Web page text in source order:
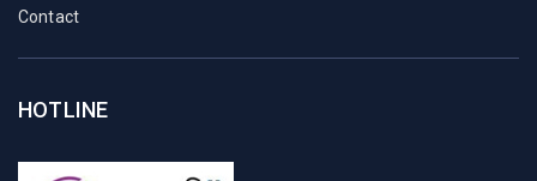
Contact
HOTLINE